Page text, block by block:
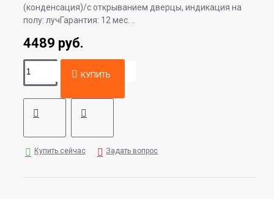
(конденсация)/с открыванием дверцы, индикация на
полу: лучГарантия: 12 мес. ..
4489 руб.
КУПИТЬ
Купить сейчас Задать вопрос